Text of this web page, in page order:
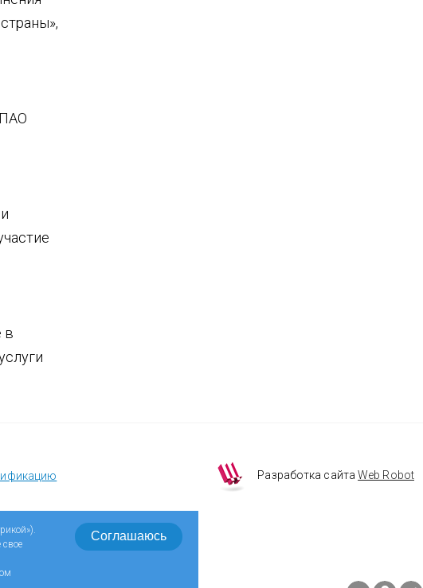
в
Разработка сайтаWeb Robot
свое
Соглашаюсь